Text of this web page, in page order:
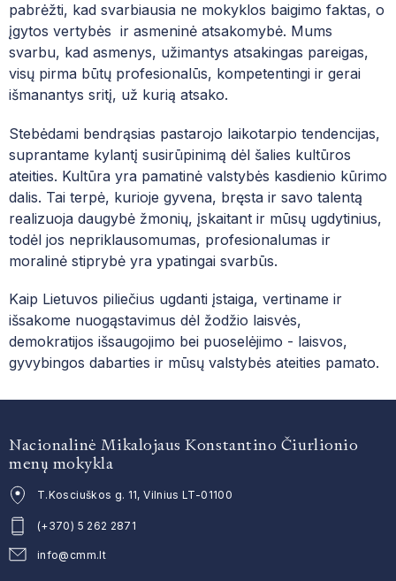
MOKSLO METŲ ATOSTOGŲ GRAFIKAS
VALGIARAŠČIAI
PROGRAMA „VAISIŲ IR DARŽOVIŲ BEI
LIONS QUEST PROGRAMOS
KONFERENCIJŲ SALĖS NAUDOJIMO
KAS VYKSTA ČMM?
ČIURLIONIUKAS
pabrėžti, kad svarbiausia ne mokyklos baigimo faktas, o
įgytos vertybės ir asmeninė atsakomybė. Mums
svarbu, kad asmenys, užimantys atsakingas pareigas,
visų pirma būtų profesionalūs, kompetentingi ir gerai
išmanantys sritį, už kurią atsako.
Stebėdami bendrąsias pastarojo laikotarpio tendencijas,
suprantame kylantį susirūpinimą dėl šalies kultūros
ateities. Kultūra yra pamatinė valstybės kasdienio kūrimo
dalis. Tai terpė, kurioje gyvena, bręsta ir savo talentą
realizuoja daugybė žmonių, įskaitant ir mūsų ugdytinius,
todėl jos nepriklausomumas, profesionalumas ir
moralinė stiprybė yra ypatingai svarbūs.
Kaip Lietuvos piliečius ugdanti įstaiga, vertiname ir
išsakome nuogąstavimus dėl žodžio laisvės,
demokratijos išsaugojimo bei puoselėjimo - laisvos,
gyvybingos dabarties ir mūsų valstybės ateities pamato.
Nacionalinė Mikalojaus Konstantino Čiurlionio
menų mokykla
T.Kosciuškos g. 11, Vilnius LT-01100
(+370) 5 262 2871
info@cmm.lt